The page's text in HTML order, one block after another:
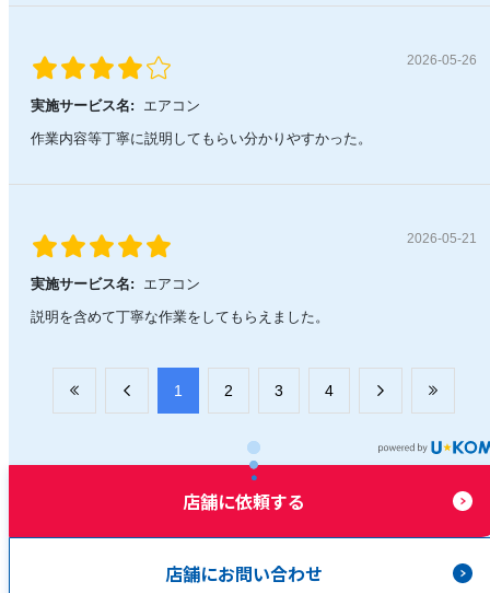
2026-05-26
実施サービス名:
エアコン
作業内容等丁寧に説明してもらい分かりやすかった。
2026-05-21
実施サービス名:
エアコン
説明を含めて丁寧な作業をしてもらえました。
​1 ​2 ​3 ​4
店舗に依頼する
店舗にお問い合わせ